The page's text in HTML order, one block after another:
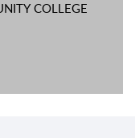
COLLEGE